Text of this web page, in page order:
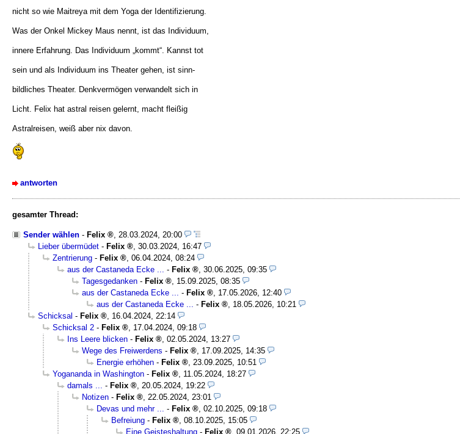
nicht so wie Maitreya mit dem Yoga der Identifizierung.
Was der Onkel Mickey Maus nennt, ist das Individuum,
innere Erfahrung. Das Individuum „kommt“. Kannst tot
sein und als Individuum ins Theater gehen, ist sinn-
bildliches Theater. Denkvermögen verwandelt sich in
Licht. Felix hat astral reisen gelernt, macht fleißig
Astralreisen, weiß aber nix davon.
antworten
gesamter Thread:
Sender wählen - Felix
28.03.2024, 20:00
Lieber übermüdet - Felix
30.03.2024, 16:47
Zentrierung - Felix
06.04.2024, 08:24
aus der Castaneda Ecke ...
- Felix
30.06.2025, 09:35
Tagesgedanken - Felix
15.09.2025, 08:35
aus der Castaneda Ecke ...
- Felix
17.05.2026, 12:40
aus der Castaneda Ecke ...
- Felix
18.05.2026, 10:21
Schicksal - Felix
16.04.2024, 22:14
Schicksal 2 - Felix
17.04.2024, 09:18
Ins Leere blicken - Felix
02.05.2024, 13:27
Wege des Freiwerdens - Felix
17.09.2025, 14:35
Energie erhöhen - Felix
23.09.2025, 10:51
Yogananda in Washington - Felix
11.05.2024, 18:27
damals ...
- Felix
20.05.2024, 19:22
Notizen - Felix
22.05.2024, 23:01
Devas und mehr ...
- Felix
02.10.2025, 09:18
Befreiung - Felix
08.10.2025, 15:05
Eine Geisteshaltung - Felix
09.01.2026, 22:25